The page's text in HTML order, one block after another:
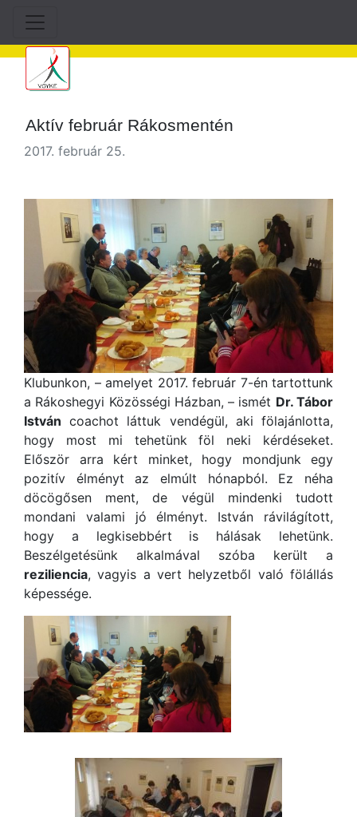
Aktív február Rákosmentén
2017. február 25.
Klubunkon, – amelyet 2017. február 7-én tartottunk
a Rákoshegyi Közösségi Házban, – ismét Dr. Tábor
István coachot láttuk vendégül, aki fölajánlotta,
hogy most mi tehetünk föl neki kérdéseket.
Először arra kért minket, hogy mondjunk egy
pozitív élményt az elmúlt hónapból. Ez néha
döcögősen ment, de végül mindenki tudott
mondani valami jó élményt. István rávilágított,
hogy a legkisebbért is hálásak lehetünk.
Beszélgetésünk alkalmával szóba került a
reziliencia, vagyis a vert helyzetből való fölállás
képessége.